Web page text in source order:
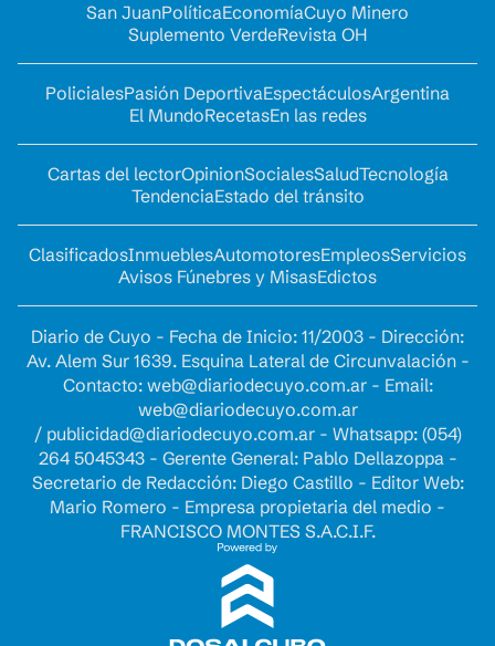
San JuanPolíticaEconomíaCuyo Minero
Suplemento VerdeRevista OH
PolicialesPasión DeportivaEspectáculosArgentina
El MundoRecetasEn las redes
Cartas del lectorOpinionSocialesSaludTecnología
TendenciaEstado del tránsito
ClasificadosInmueblesAutomotoresEmpleosServicios
Avisos Fúnebres y MisasEdictos
Diario de Cuyo - Fecha de Inicio: 11/2003 - Dirección:
Av. Alem Sur 1639. Esquina Lateral de Circunvalación -
Contacto: web@diariodecuyo.com.ar- Email:
web@diariodecuyo.com.ar
/ publicidad@diariodecuyo.com.ar- Whatsapp: (054)
264 5045343 - Gerente General: Pablo Dellazoppa -
Secretario de Redacción: Diego Castillo - Editor Web:
Mario Romero - Empresa propietaria del medio -
FRANCISCO MONTES S.A.C.I.F.